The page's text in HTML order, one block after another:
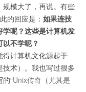
模大了，再说。有些
的回应是： 如果连技
呢？这些是计算机发
不学呢？
得计算机文化源起于
术）。我也写过很多
“Unix传奇 （尤其是